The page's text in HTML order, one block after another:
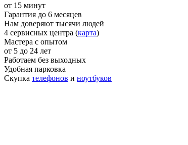
от 15 минут
Гарантия до 6 месяцев
Нам доверяют тысячи людей
4 сервисных центра (карта)
Мастера с опытом
от 5 до 24 лет
Работаем без выходных
Удобная парковка
Скупка телефонов и ноутбуков